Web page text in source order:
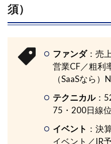
須）
ファンダ：売
営業CF／粗利
（SaaSなら
テクニカル：
75・200日線
イベント ：決
イベント／IR